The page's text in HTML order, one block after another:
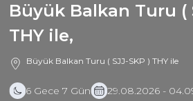
Büyük Balkan Turu (
THY ile,
Büyük Balkan Turu ( SJJ-SKP ) THY ile
6 Gece 7 Gün 29.08.2026 -